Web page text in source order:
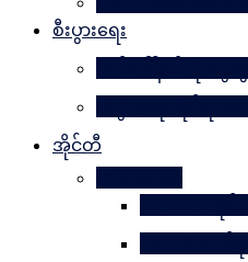
စီးပွားရေး
အိုင်တီ